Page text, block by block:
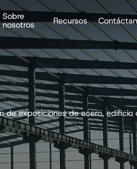
Sobre
nosotros
Recursos
de exposiciones de acero,